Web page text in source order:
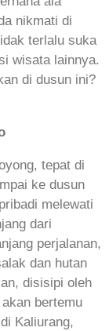
nikmati di
terlalu suka
wisata lainnya.
di dusun ini?
tepat di
ke dusun
melewati
dari
perjalanan,
dan hutan
disisipi oleh
bertemu
Kaliurang,